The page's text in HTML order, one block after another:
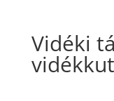
Vidéki